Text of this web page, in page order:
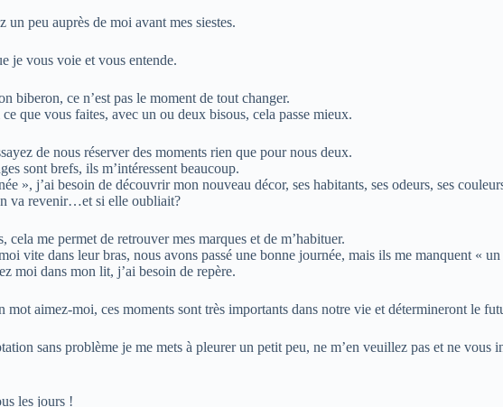
peu auprès de moi avant mes siestes.
je vous voie et vous entende.
biberon, ce n’est pas le moment de tout changer.
que vous faites, avec un ou deux bisous, cela passe mieux.
de nous réserver des moments rien que pour nous deux.
sont brefs, ils m’intéressent beaucoup.
», j’ai besoin de découvrir mon nouveau décor, ses habitants, ses odeurs, ses
va revenir…et si elle oubliait?
me permet de retrouver mes marques et de m’habituer.
vite dans leur bras, nous avons passé une bonne journée, mais ils me manquent «
moi dans mon lit, j’ai besoin de repère.
aimez-moi, ces moments sont très importants dans notre vie et détermineront le
sans problème je me mets à pleurer un petit peu, ne m’en veuillez pas et ne vous
les jours !